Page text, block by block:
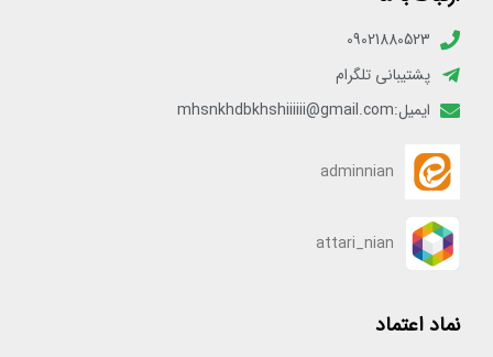
09021880523
پشتیبانی تلگرام
ایمیل:mhsnkhdbkhshiiiiii@gmail.com
adminnian
attari_nian
نماد اعتماد